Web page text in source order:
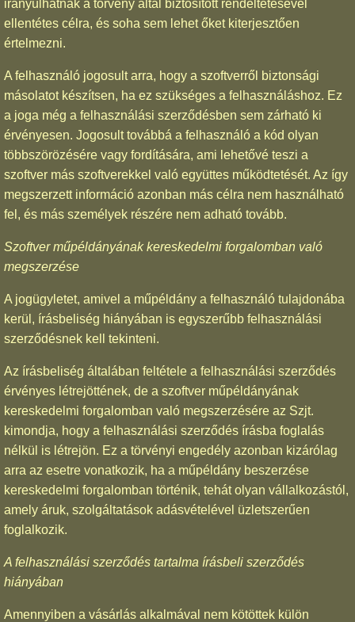
irányulhatnak a törvény által biztosított rendeltetésével
ellentétes célra, és soha sem lehet őket kiterjesztően
értelmezni.
A felhasználó jogosult arra, hogy a szoftverről biztonsági
másolatot készítsen, ha ez szükséges a felhasználáshoz. Ez
a joga még a felhasználási szerződésben sem zárható ki
érvényesen. Jogosult továbbá a felhasználó a kód olyan
többszörözésére vagy fordítására, ami lehetővé teszi a
szoftver más szoftverekkel való együttes működtetését. Az így
megszerzett információ azonban más célra nem használható
fel, és más személyek részére nem adható tovább.
Szoftver műpéldányának kereskedelmi forgalomban való
megszerzése
A jogügyletet, amivel a műpéldány a felhasználó tulajdonába
kerül, írásbeliség hiányában is egyszerűbb felhasználási
szerződésnek kell tekinteni.
Az írásbeliség általában feltétele a felhasználási szerződés
érvényes létrejöttének, de a szoftver műpéldányának
kereskedelmi forgalomban való megszerzésére az Szjt.
kimondja, hogy a felhasználási szerződés írásba foglalás
nélkül is létrejön. Ez a törvényi engedély azonban kizárólag
arra az esetre vonatkozik, ha a műpéldány beszerzése
kereskedelmi forgalomban történik, tehát olyan vállalkozástól,
amely áruk, szolgáltatások adásvételével üzletszerűen
foglalkozik.
A felhasználási szerződés tartalma írásbeli szerződés
hiányában
Amennyiben a vásárlás alkalmával nem kötöttek külön